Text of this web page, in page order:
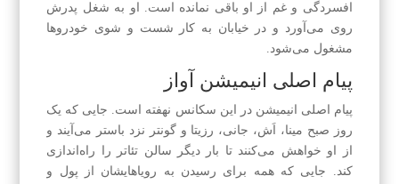
افسردگی و غم از او باقی نمانده است. او به شغل پدرش
روی می‌آورد و در خیابان به کار شست و شوی خودروها
مشغول می‌شود.
پیام اصلی انیمیشن آواز
پیام اصلی انیمیشن در این سکانس نهفته است. جایی که یک
روز صبح مینا، اَش، جانی، رزیتا و گونتر نزد باستر می‌آیند و
از او خواهش می‌کنند تا بار دیگر سالن تئاتر را راه‌اندازی
کند. جایی که همه برای رسیدن به رویاهایشان از پول و